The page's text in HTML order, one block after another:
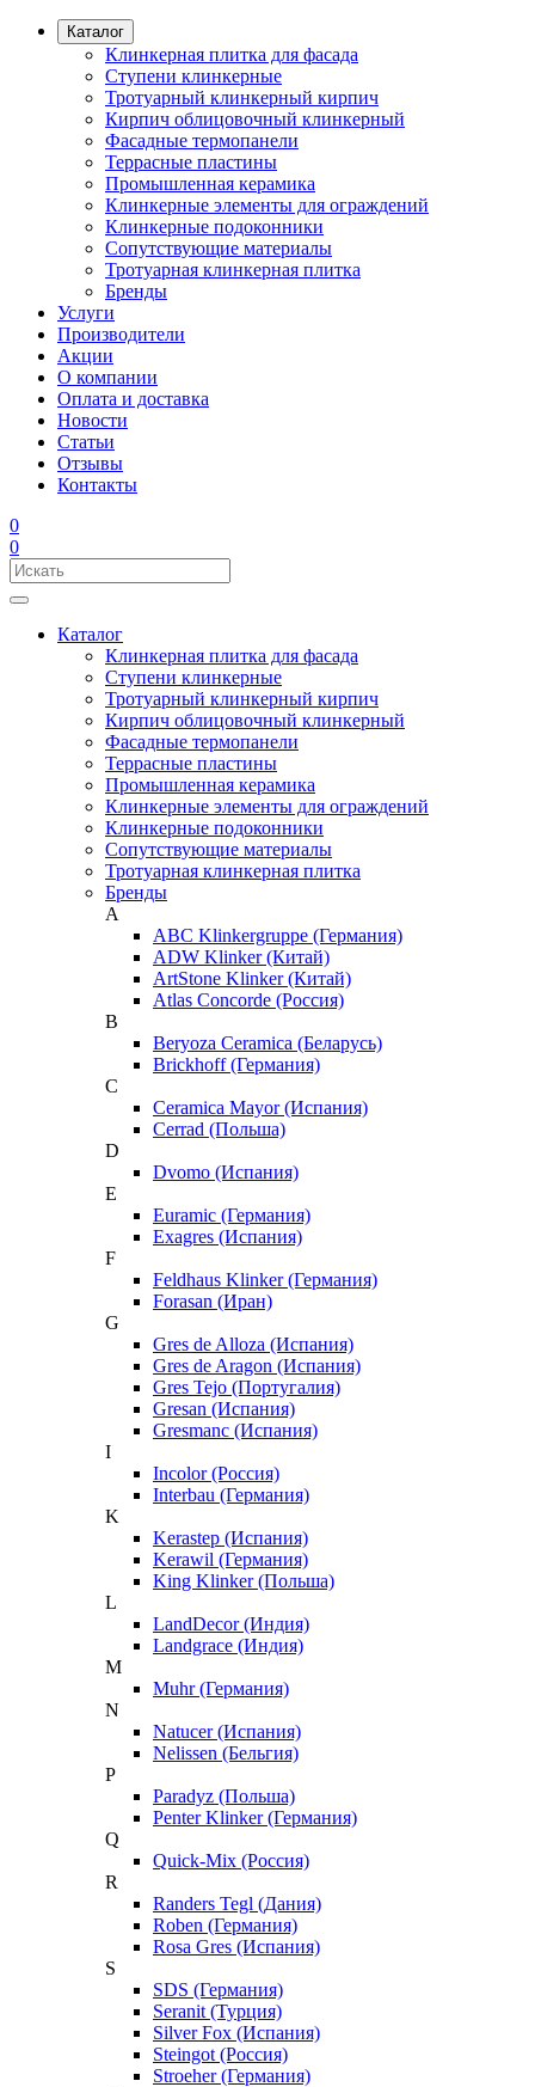
Каталог
Клинкерная плитка для фасада
Ступени клинкерные
Тротуарный клинкерный кирпич
Кирпич облицовочный клинкерный
Фасадные термопанели
Террасные пластины
Промышленная керамика
Клинкерные элементы для ограждений
Клинкерные подоконники
Сопутствующие материалы
Тротуарная клинкерная плитка
Бренды
Услуги
Производители
Акции
О компании
Оплата и доставка
Новости
Статьи
Отзывы
Контакты
0
0
Каталог
Клинкерная плитка для фасада
Ступени клинкерные
Тротуарный клинкерный кирпич
Кирпич облицовочный клинкерный
Фасадные термопанели
Террасные пластины
Промышленная керамика
Клинкерные элементы для ограждений
Клинкерные подоконники
Сопутствующие материалы
Тротуарная клинкерная плитка
Бренды
A
ABC Klinkergruppe (Германия)
ADW Klinker (Китай)
ArtStone Klinker (Китай)
Atlas Concorde (Россия)
B
Beryoza Ceramica (Беларусь)
Brickhoff (Германия)
C
Ceramica Mayor (Испания)
Cerrad (Польша)
D
Dvomo (Испания)
E
Euramic (Германия)
Exagres (Испания)
F
Feldhaus Klinker (Германия)
Forasan (Иран)
G
Gres de Alloza (Испания)
Gres de Aragon (Испания)
Gres Tejo (Португалия)
Gresan (Испания)
Gresmanc (Испания)
I
Incolor (Россия)
Interbau (Германия)
K
Kerastep (Испания)
Kerawil (Германия)
King Klinker (Польша)
L
LandDecor (Индия)
Landgrace (Индия)
M
Muhr (Германия)
N
Natucer (Испания)
Nelissen (Бельгия)
P
Paradyz (Польша)
Penter Klinker (Германия)
Q
Quick-Mix (Россия)
R
Randers Tegl (Дания)
Roben (Германия)
Rosa Gres (Испания)
S
SDS (Германия)
Seranit (Турция)
Silver Fox (Испания)
Steingot (Россия)
Stroeher (Германия)